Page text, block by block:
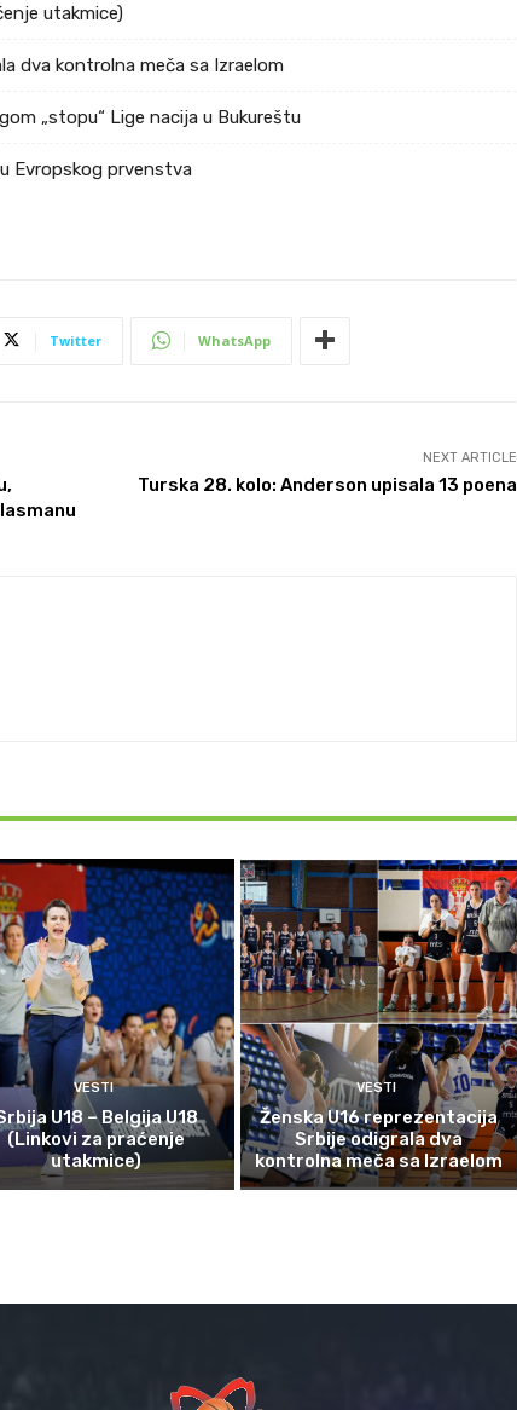
utakmice)
dva kontrolna meča sa Izraelom
„stopu“ Lige nacija u Bukureštu
Evropskog prvenstva
Twitter WhatsApp
NEXT ARTICLE
Turska 28. kolo: Anderson upisala 13 poena
VESTI
U18 – Belgija U18
(Linkovi za praćenje
utakmice)
VESTI
Ženska U16 reprezentacija
Srbije odigrala dva
kontrolna meča sa Izraelom